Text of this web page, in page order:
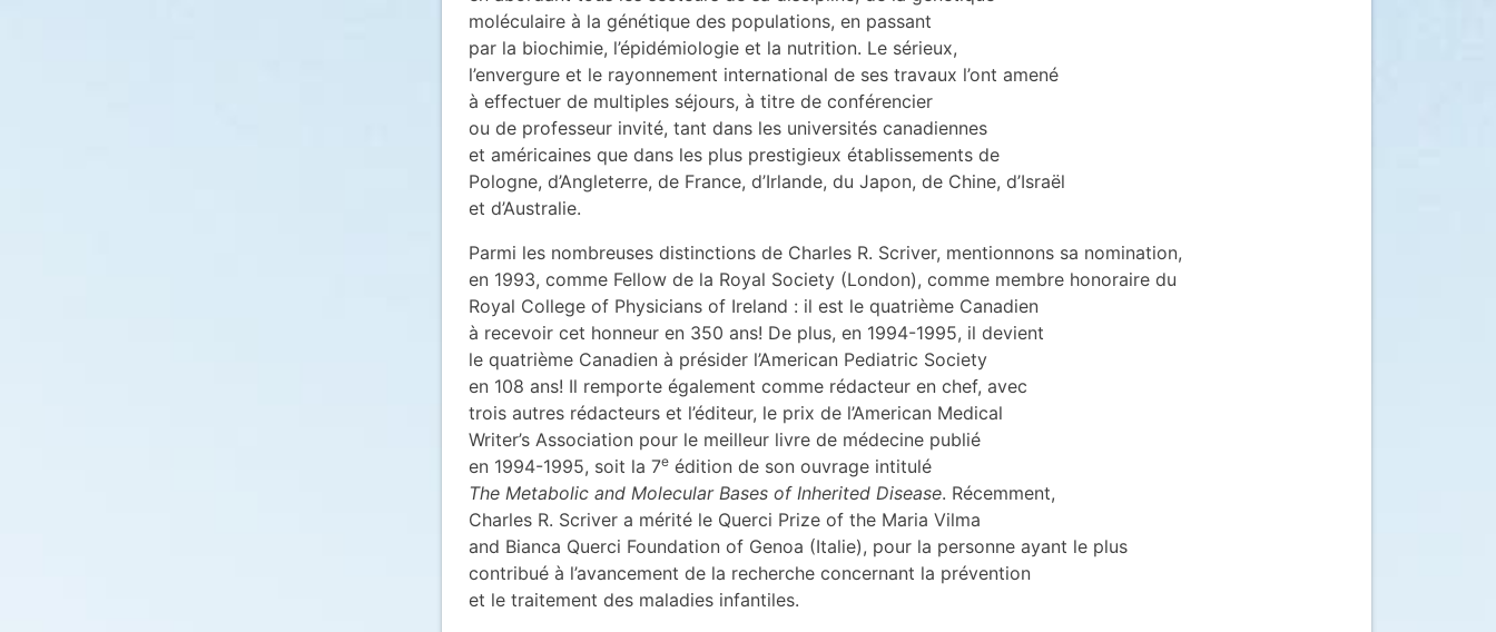
moléculaire à la génétique des populations, en passant
par la biochimie, l’épidémiologie et la nutrition. Le sérieux,
l’envergure et le rayonnement international de ses travaux l’ont amené
à effectuer de multiples séjours, à titre de conférencier
ou de professeur invité, tant dans les universités canadiennes
et américaines que dans les plus prestigieux établissements de
Pologne, d’Angleterre, de France, d’Irlande, du Japon, de Chine, d’Israël
et d’Australie.
Parmi les nombreuses distinctions de Charles R. Scriver, mentionnons sa nomination,
en 1993, comme Fellow de la Royal Society (London), comme membre honoraire du
Royal College of Physicians of Ireland : il est le quatrième Canadien
à recevoir cet honneur en 350 ans! De plus, en 1994-1995, il devient
le quatrième Canadien à présider l’American Pediatric Society
en 108 ans! Il remporte également comme rédacteur en chef, avec
trois autres rédacteurs et l’éditeur, le prix de l’American Medical
Writer’s Association pour le meilleur livre de médecine publié
en 1994-1995, soit la 7e édition de son ouvrage intitulé
The Metabolic and Molecular Bases of Inherited Disease. Récemment,
Charles R. Scriver a mérité le Querci Prize of the Maria Vilma
and Bianca Querci Foundation of Genoa (Italie), pour la personne ayant le plus
contribué à l’avancement de la recherche concernant la prévention
et le traitement des maladies infantiles.